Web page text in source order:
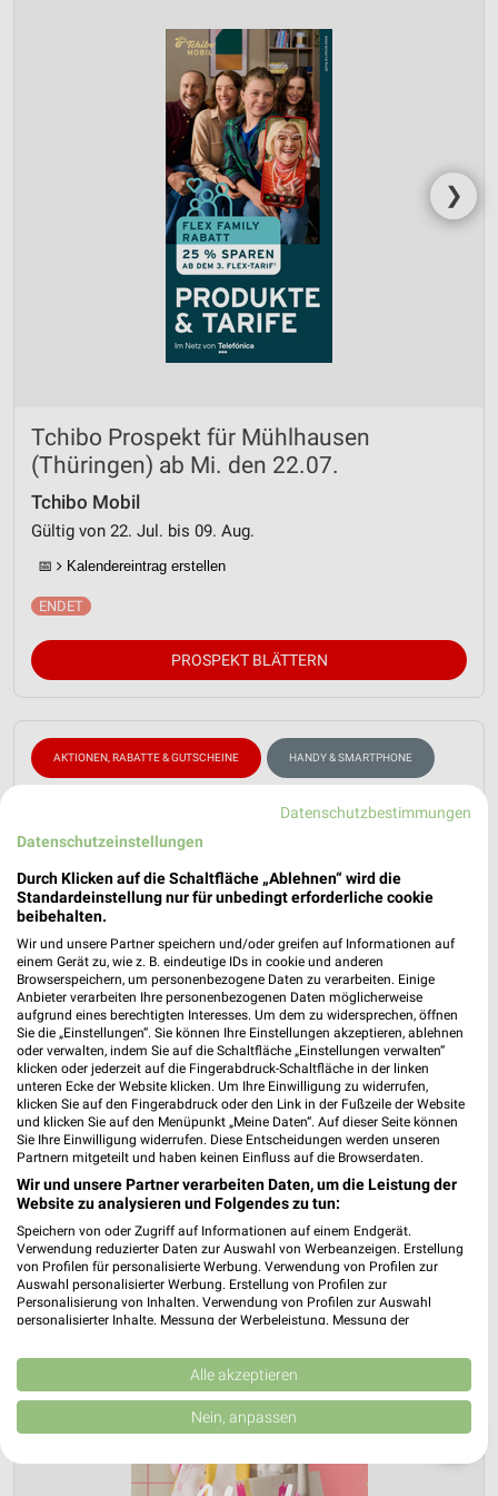
❯
Tchibo Prospekt für Mühlhausen
(Thüringen) ab Mi. den 22.07.
Tchibo Mobil
Gültig von 22. Jul. bis 09. Aug.
📅 Kalendereintrag erstellen
PROSPEKT BLÄTTERN
AKTIONEN, RABATTE & GUTSCHEINE HANDY & SMARTPHONE
❯
Datenschutzbestimmungen
Datenschutzeinstellungen
Durch Klicken auf die Schaltfläche „Ablehnen“ wird die
Standardeinstellung nur für unbedingt erforderliche cookie
beibehalten.
Wir und unsere Partner speichern und/oder greifen auf Informationen auf
einem Gerät zu, wie z. B. eindeutige IDs in cookie und anderen
Browserspeichern, um personenbezogene Daten zu verarbeiten. Einige
Anbieter verarbeiten Ihre personenbezogenen Daten möglicherweise
aufgrund eines berechtigten Interesses. Um dem zu widersprechen, öffnen
Sie die „Einstellungen“. Sie können Ihre Einstellungen akzeptieren, ablehnen
oder verwalten, indem Sie auf die Schaltfläche „Einstellungen verwalten“
klicken oder jederzeit auf die Fingerabdruck-Schaltfläche in der linken
unteren Ecke der Website klicken. Um Ihre Einwilligung zu widerrufen,
klicken Sie auf den Fingerabdruck oder den Link in der Fußzeile der Website
und klicken Sie auf den Menüpunkt „Meine Daten“. Auf dieser Seite können
Sie Ihre Einwilligung widerrufen. Diese Entscheidungen werden unseren
Partnern mitgeteilt und haben keinen Einfluss auf die Browserdaten.
Wir und unsere Partner verarbeiten Daten, um die Leistung der
Website zu analysieren und Folgendes zu tun:
Speichern von oder Zugriff auf Informationen auf einem Endgerät.
Verwendung reduzierter Daten zur Auswahl von Werbeanzeigen. Erstellung
von Profilen für personalisierte Werbung. Verwendung von Profilen zur
Auswahl personalisierter Werbung. Erstellung von Profilen zur
Personalisierung von Inhalten. Verwendung von Profilen zur Auswahl
personalisierter Inhalte. Messung der Werbeleistung. Messung der
Kombinationen von Daten aus verschiedenen Quellen. Entwicklung und
Verbesserung der Angebote. Verwendung reduzierter Daten zur Auswahl
von Inhalten.
Daten können außerhalb der Europäischen Union weitergegeben und in die
Website/App.
Alle akzeptieren
Nein, anpassen